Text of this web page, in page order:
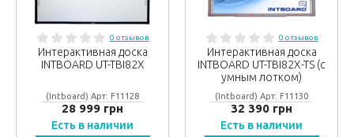
0 отзывов
Интерактивная доска
INTBOARD UT-TBI82X
(Intboard) Арт: F11128
28 999 грн
Есть в наличии
0 отзывов
Интерактивная доска
INTBOARD UT-TBI82X-TS (с
умным лотком)
(Intboard) Арт: F11130
32 390 грн
Есть в наличии